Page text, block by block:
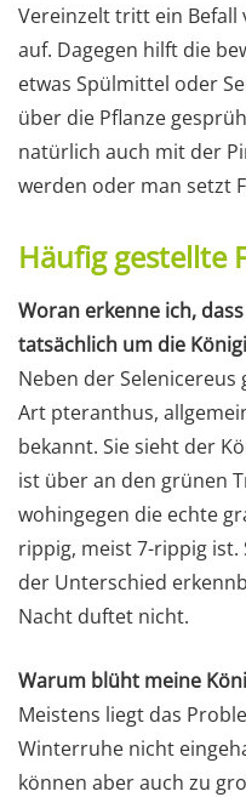
Vereinzelt tritt ein Befall
auf. Dagegen hilft die
etwas Spülmittel oder
über die Pflanze
natürlich auch mit der
werden oder man setzt
Häufig gestellte
Woran erkenne ich,
tatsächlich um die
Neben der
Art pteranthus,
bekannt. Sie sieht der
ist über an den grünen
wohingegen die echte
rippig, meist 7-rippig
der Unterschied
Nacht duftet nicht.
Warum blüht meine
Meistens liegt das
Winterruhe nicht
können aber auch zu